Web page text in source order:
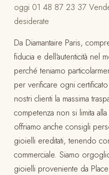
oggi 01 48 87 23 37
desiderate
Da Diamantaire Paris,
fiducia e dell'autenticità nel
perché teniamo
per verificare ogni
nostri clienti la massima
competenza non si limita
offriamo anche consigli
gioielli ereditati, tenendo
commerciale. Siamo
gioielli proveniente da